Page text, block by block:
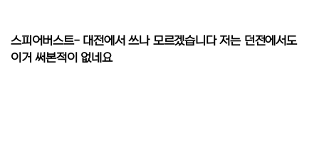
스피어버스트- 대전에서 쓰나 모르겠습니다 저는 던전에서도
이거 써본적이 없네요